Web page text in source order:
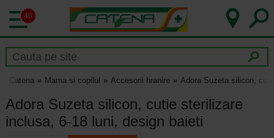
40
Catena Mama si copilul Accesorii hranire Adora Suzeta silicon,
Adora Suzeta silicon, cutie sterilizare
inclusa, 6-18 luni, design baieti